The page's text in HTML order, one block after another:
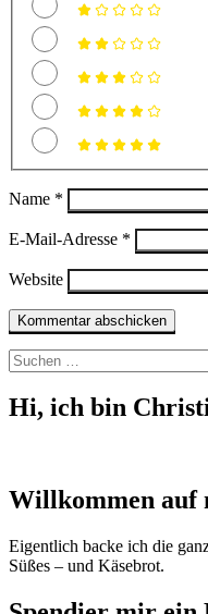
Name *
E-Mail-Adresse *
Website
Suchen
nach:
Hi, ich bin
Willkommen auf
Eigentlich backe ich die
Süßes – und Käsebrot.